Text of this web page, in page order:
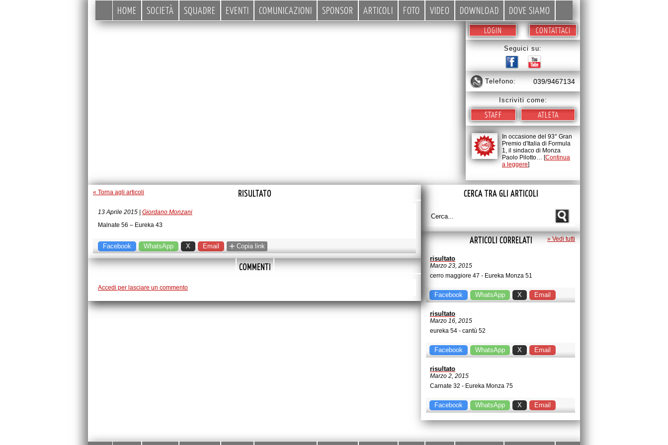
HOME SOCIETÀ SQUADRE EVENTI COMUNICAZIONI SPONSOR ARTICOLI FOTO VIDEO DOWNLOAD DOVE SIAMO
LOGIN CONTATTACI
Seguici su:
telefono: 039/9467134
Iscriviti come:
STAFF ATLETA
In occasione del 93° Gran
Premio d'Italia di Formula
1, il sindaco di Monza
Paolo Pilotto… [Continua
a leggere]
« Torna agli articoli RISULTATO
13 Aprile 2015 | Giordano Monzani
Malnate 56 – Eureka 43
Facebook WhatsApp X Email + Copia link
COMMENTI
Accedi per lasciare un commento
CERCA TRA GLI ARTICOLI
ARTICOLI CORRELATI » Vedi tutti
risultato
Marzo 23, 2015
cerro maggiore 47 - Eureka Monza 51
Facebook WhatsApp X Email
risultato
Marzo 16, 2015
eureka 54 - cantù 52
Facebook WhatsApp X Email
risultato
Marzo 2, 2015
Carnate 32 - Eureka Monza 75
Facebook WhatsApp X Email